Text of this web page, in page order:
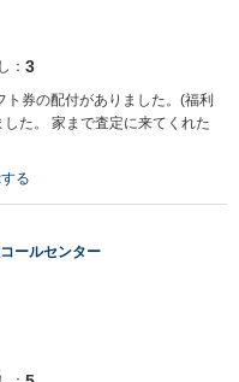
： 3
券の配付がありました。(福利
た。 家まで査定に来てくれた
テージでございます。 この
誠にありがとうございまし
入車の他にもミニバンや
。 今後とも宜し
る
ールセンター